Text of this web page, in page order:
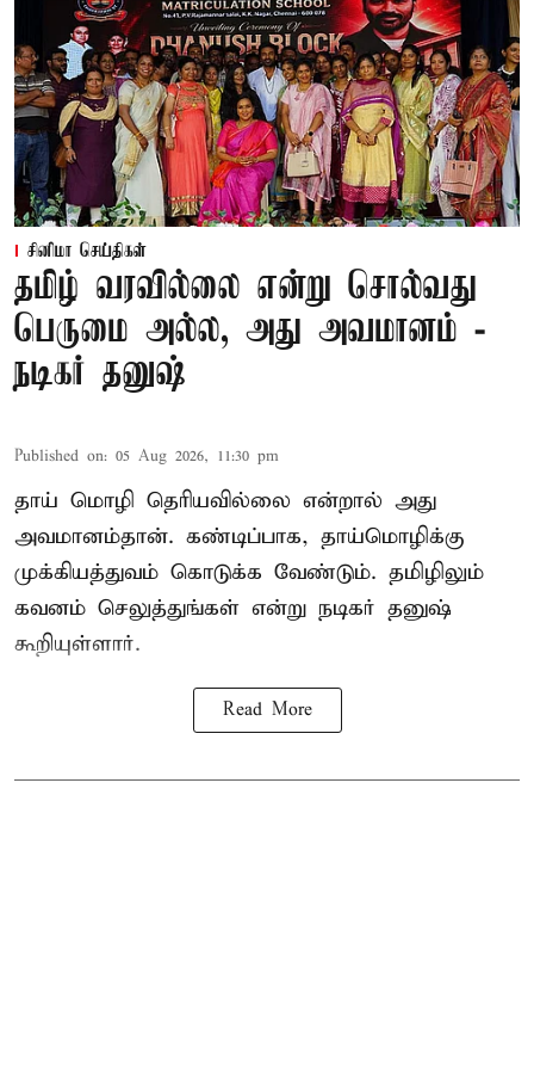
சினிமா செய்திகள்
தமிழ் வரவில்லை என்று சொல்வது
பெருமை அல்ல, அது அவமானம் -
நடிகர் தனுஷ்
Published on: 05 Aug 2026, 11:30 pm
தாய் மொழி தெரியவில்லை என்றால் அது
அவமானம்தான். கண்டிப்பாக, தாய்மொழிக்கு
முக்கியத்துவம் கொடுக்க வேண்டும். தமிழிலும்
கவனம் செலுத்துங்கள் என்று நடிகர் தனுஷ்
கூறியுள்ளார்.
Read More